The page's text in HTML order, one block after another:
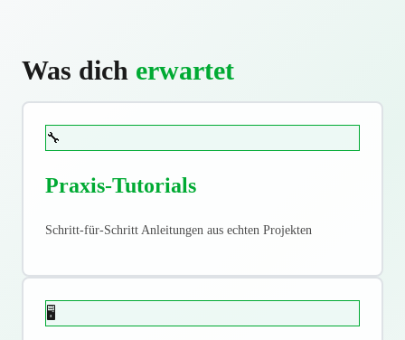
Was dich erwartet
🔧
Praxis-Tutorials
Schritt-für-Schritt Anleitungen aus echten Projekten
🖥️